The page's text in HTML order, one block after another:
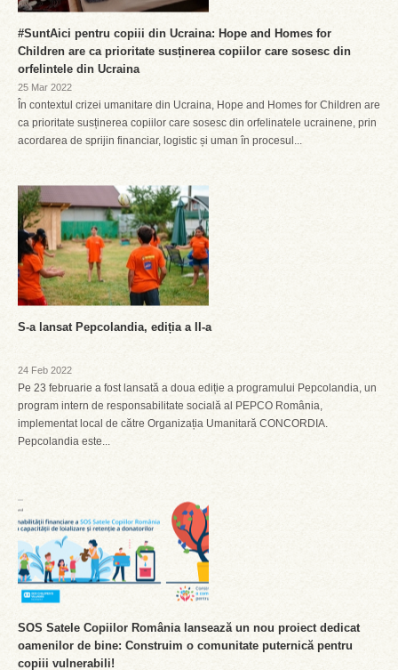
#SuntAici pentru copiii din Ucraina: Hope and Homes for
Children are ca prioritate susținerea copiilor care sosesc din
orfelintele din Ucraina
25 Mar 2022
În contextul crizei umanitare din Ucraina, Hope and Homes for Children are
ca prioritate susținerea copiilor care sosesc din orfelinatele ucrainene, prin
acordarea de sprijin financiar, logistic și uman în procesul...
S-a lansat Pepcolandia, ediția a II-a
24 Feb 2022
Pe 23 februarie a fost lansată a doua ediție a programului Pepcolandia, un
program intern de responsabilitate socială al PEPCO România,
implementat local de către Organizația Umanitară CONCORDIA.
Pepcolandia este...
SOS Satele Copiilor România lansează un nou proiect dedicat
oamenilor de bine: Construim o comunitate puternică pentru
copiii vulnerabili!